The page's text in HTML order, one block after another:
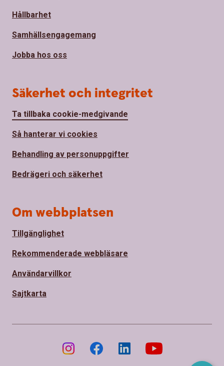
Hållbarhet
Samhällsengagemang
Jobba hos oss
Säkerhet och integritet
Ta tillbaka cookie-medgivande
Så hanterar vi cookies
Behandling av personuppgifter
Bedrägeri och säkerhet
Om webbplatsen
Tillgänglighet
Rekommenderade webbläsare
Användarvillkor
Sajtkarta